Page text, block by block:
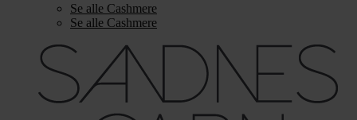
Se alle Cashmere
Se alle Cashmere